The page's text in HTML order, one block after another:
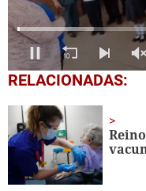
0
seconds
minute,
56
seconds
RELACIONADAS: